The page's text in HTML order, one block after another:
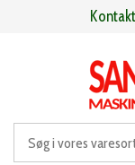
Sandby